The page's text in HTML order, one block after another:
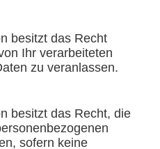
besitzt das Recht
Ihr verarbeiteten
zu veranlassen.
besitzt das Recht, die
sofern keine